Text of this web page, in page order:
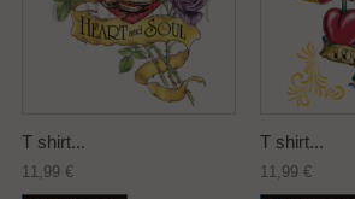
T shirt...
11,99 €
T shirt...
11,99 €